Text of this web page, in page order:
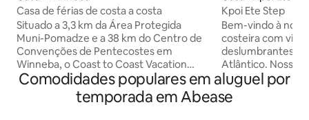
Casa de férias de costa a costa
Situado a 3,3 km da Área Protegida
Muni-Pomadze e a 38 km do Centro de
Convenções de Pentecostes em
Winneba, o Coast to Coast Vacation
Home oferece acomodações com
cozinha. Esta propriedade oferece
acesso a uma varanda, estacionamento
Kpoi Ete Step
Bem-vindo à
costeira com
deslumbrantes
Atlântico. Nosso
muita paz e privacidade.
desobstruídas da
os quartos. Sua família e amigos podem
Comodidades populares em aluguel por
temporada em Abease